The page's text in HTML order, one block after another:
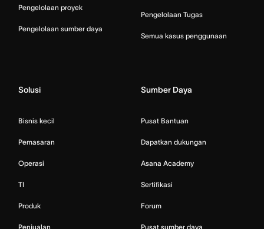
Pengelolaan proyek
Pengelolaan sumber daya
Pengelolaan Tugas
Semua kasus penggunaan
Solusi
Bisnis kecil
Pemasaran
Operasi
TI
Produk
Penjualan
Sumber Daya
Pusat Bantuan
Dapatkan dukungan
Asana Academy
Sertifikasi
Forum
Pusat sumber daya